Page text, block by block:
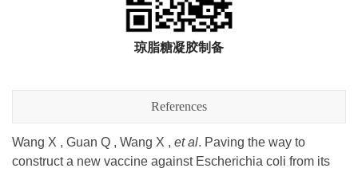
琼脂糖凝胶制备
References
Wang X , Guan Q , Wang X , et al. Paving the way to
construct a new vaccine against Escherichia coli from its